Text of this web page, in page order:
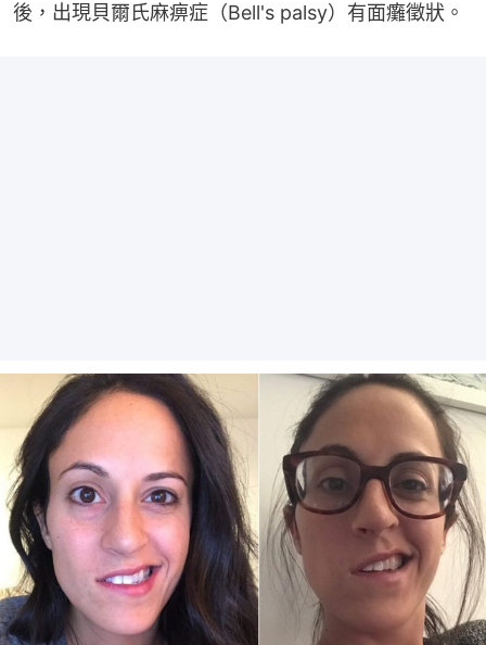
後，出現貝爾氏麻痹症（Bell's palsy）有面癱徵狀。